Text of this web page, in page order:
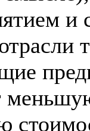
и